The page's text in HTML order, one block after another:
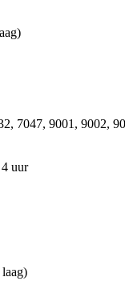
7047, 9001, 9002,
uur